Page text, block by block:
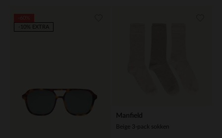
-10% EXTRA
Manfield
Beige 3-pack sokken